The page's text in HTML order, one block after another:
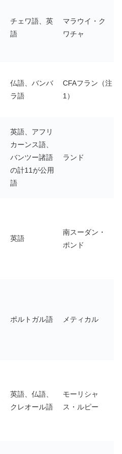
チェワ語、英
語
マラウイ・ク
ワチャ
仏語、バンバ
ラ語
CFAフラン（注
1）
英語、アフリ
カーンス語、
バンツー諸語
の計11が公用
語
ランド
英語
南スーダン・
ポンド
ポルトガル語 メティカル
英語、仏語、
クレオール語
モーリシャ
ス・ルピー